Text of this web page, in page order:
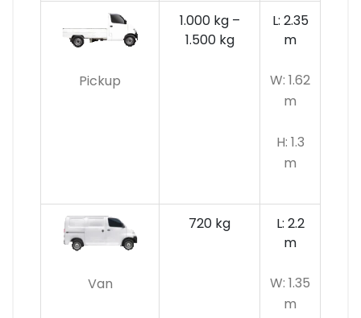
Pickup
1.000 kg –
1.500 kg
L: 2.35
m
W: 1.62
m
H: 1.3
m
Van
720 kg
L: 2.2
m
W: 1.35
m